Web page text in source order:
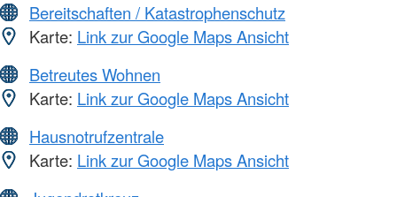
Bereitschaften / Katastrophenschutz
Karte: Link zur Google Maps Ansicht
Betreutes Wohnen
Karte: Link zur Google Maps Ansicht
Hausnotrufzentrale
Karte: Link zur Google Maps Ansicht